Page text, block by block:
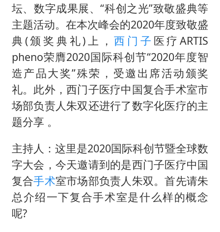
7月CPI同比上涨0.5% 经济内生增长动力持续增强
成都多趟列车临时停运
部分银行上调存款利率
下党之路
坛、数字成果展、“科创之光”致敬盛典等
主题活动。在本次峰会的2020年度致敬盛
典(颁奖典礼)上，西门子 医疗ARTIS
pheno荣膺2020国际科创节“2020年度智
造产品大奖”殊荣，受邀出席活动颁奖
礼。此外，西门子医疗中国复合手术室市
场部负责人朱双还进行了数字化医疗的主
题分享 。
主持人：这里是2020国际科创节暨全球数
字大会，今天邀请到的是西门子医疗中国
复合手术室市场部负责人朱双。首先请朱
总介绍一下复合手术室是什么样的概念
呢?